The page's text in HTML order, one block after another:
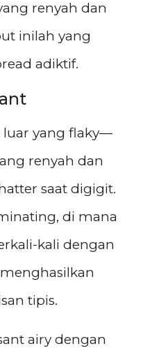
renyah dan
inilah yang
adiktif.
luar yang flaky—
renyah dan
saat digigit.
di mana
kali dengan
tipis.
airy dengan